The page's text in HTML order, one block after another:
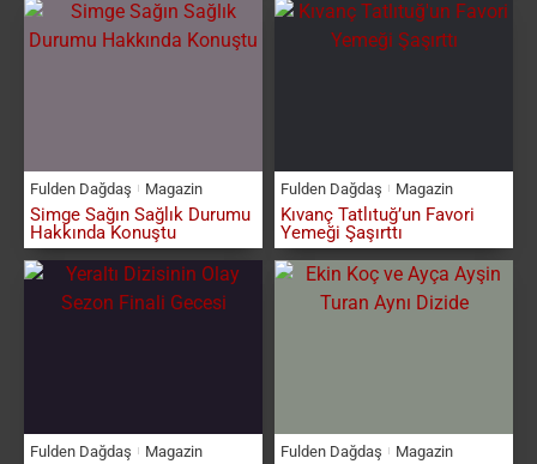
Fulden Dağdaş Magazin
Simge Sağın Sağlık Durumu
Hakkında Konuştu
Fulden Dağdaş Magazin
Kıvanç Tatlıtuğ’un Favori
Yemeği Şaşırttı
Fulden Dağdaş Magazin Fulden Dağdaş Magazin